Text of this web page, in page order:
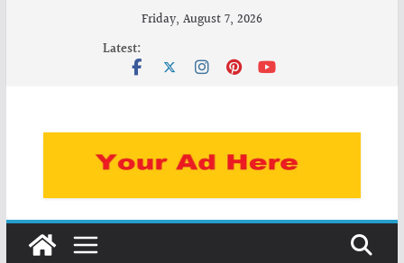
Friday, August 7, 2026
Latest: